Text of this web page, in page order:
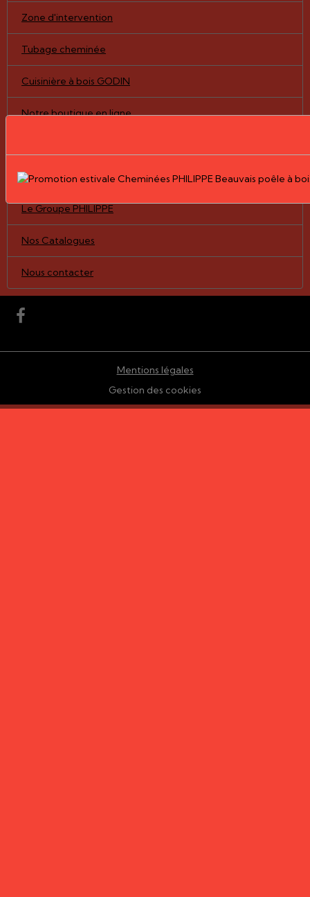
Zone d'intervention
Tubage cheminée
Cuisinière à bois GODIN
Notre boutique en ligne
Nos Réalisations
Le Groupe PHILIPPE
Nos Catalogues
Nous contacter
Mentions légales
Gestion des cookies